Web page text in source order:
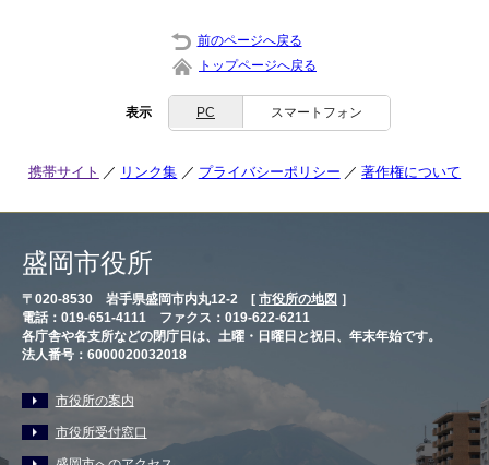
前のページへ戻る
トップページへ戻る
表示 PC スマートフォン
携帯サイト リンク集 プライバシーポリシー 著作権について
盛岡市役所
〒020-8530 岩手県盛岡市内丸12-2 [ 市役所の地図 ］
電話：019-651-4111 ファクス：019-622-6211
各庁舎や各支所などの閉庁日は、土曜・日曜日と祝日、年末年始です。
法人番号：6000020032018
市役所の案内
市役所受付窓口